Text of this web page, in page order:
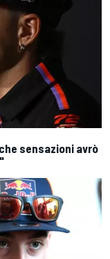
sensazioni avrò